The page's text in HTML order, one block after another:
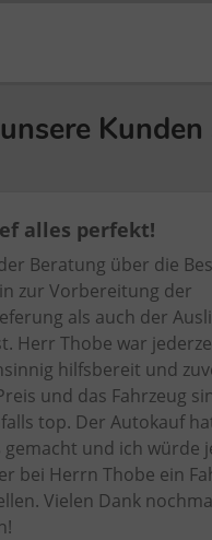
Kunden
alles perfekt!
Beratung über die
zur Vorbereitung der
als auch der
Herr Thobe war
hilfsbereit und
und das Fahrzeug
top. Der Autokauf
gemacht und ich würde
bei Herrn Thobe ein
Vielen Dank